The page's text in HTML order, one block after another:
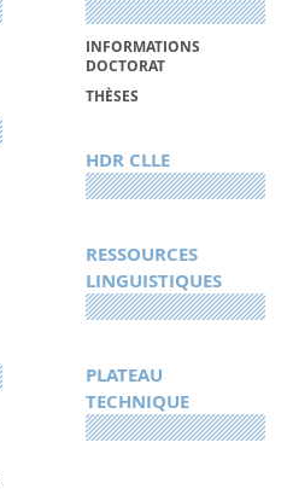
INFORMATIONS
DOCTORAT
THÈSES
HDR CLLE
RESSOURCES
LINGUISTIQUES
PLATEAU
TECHNIQUE